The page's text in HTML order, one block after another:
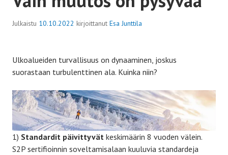
Julkaistu 10.10.2022 kirjoittanut Esa Junttila
Ulkoalueiden turvallisuus on dynaaminen, joskus
suorastaan turbulenttinen ala. Kuinka niin?
1) Standardit päivittyvät keskimäärin 8 vuoden välein.
S2P sertifioinnin soveltamisalaan kuuluvia standardeja